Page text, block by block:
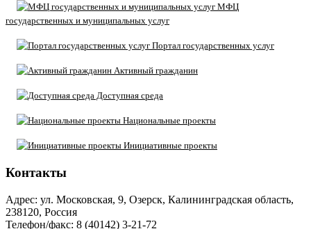
МФЦ
государственных и муниципальных услуг
Портал государственных услуг
Активный гражданин
Доступная среда
Национальные проекты
Инициативные проекты
Контакты
Адрес: ул. Московская, 9, Озерск, Калининградская область,
238120, Россия
Телефон/факс: 8 (40142) 3-21-72